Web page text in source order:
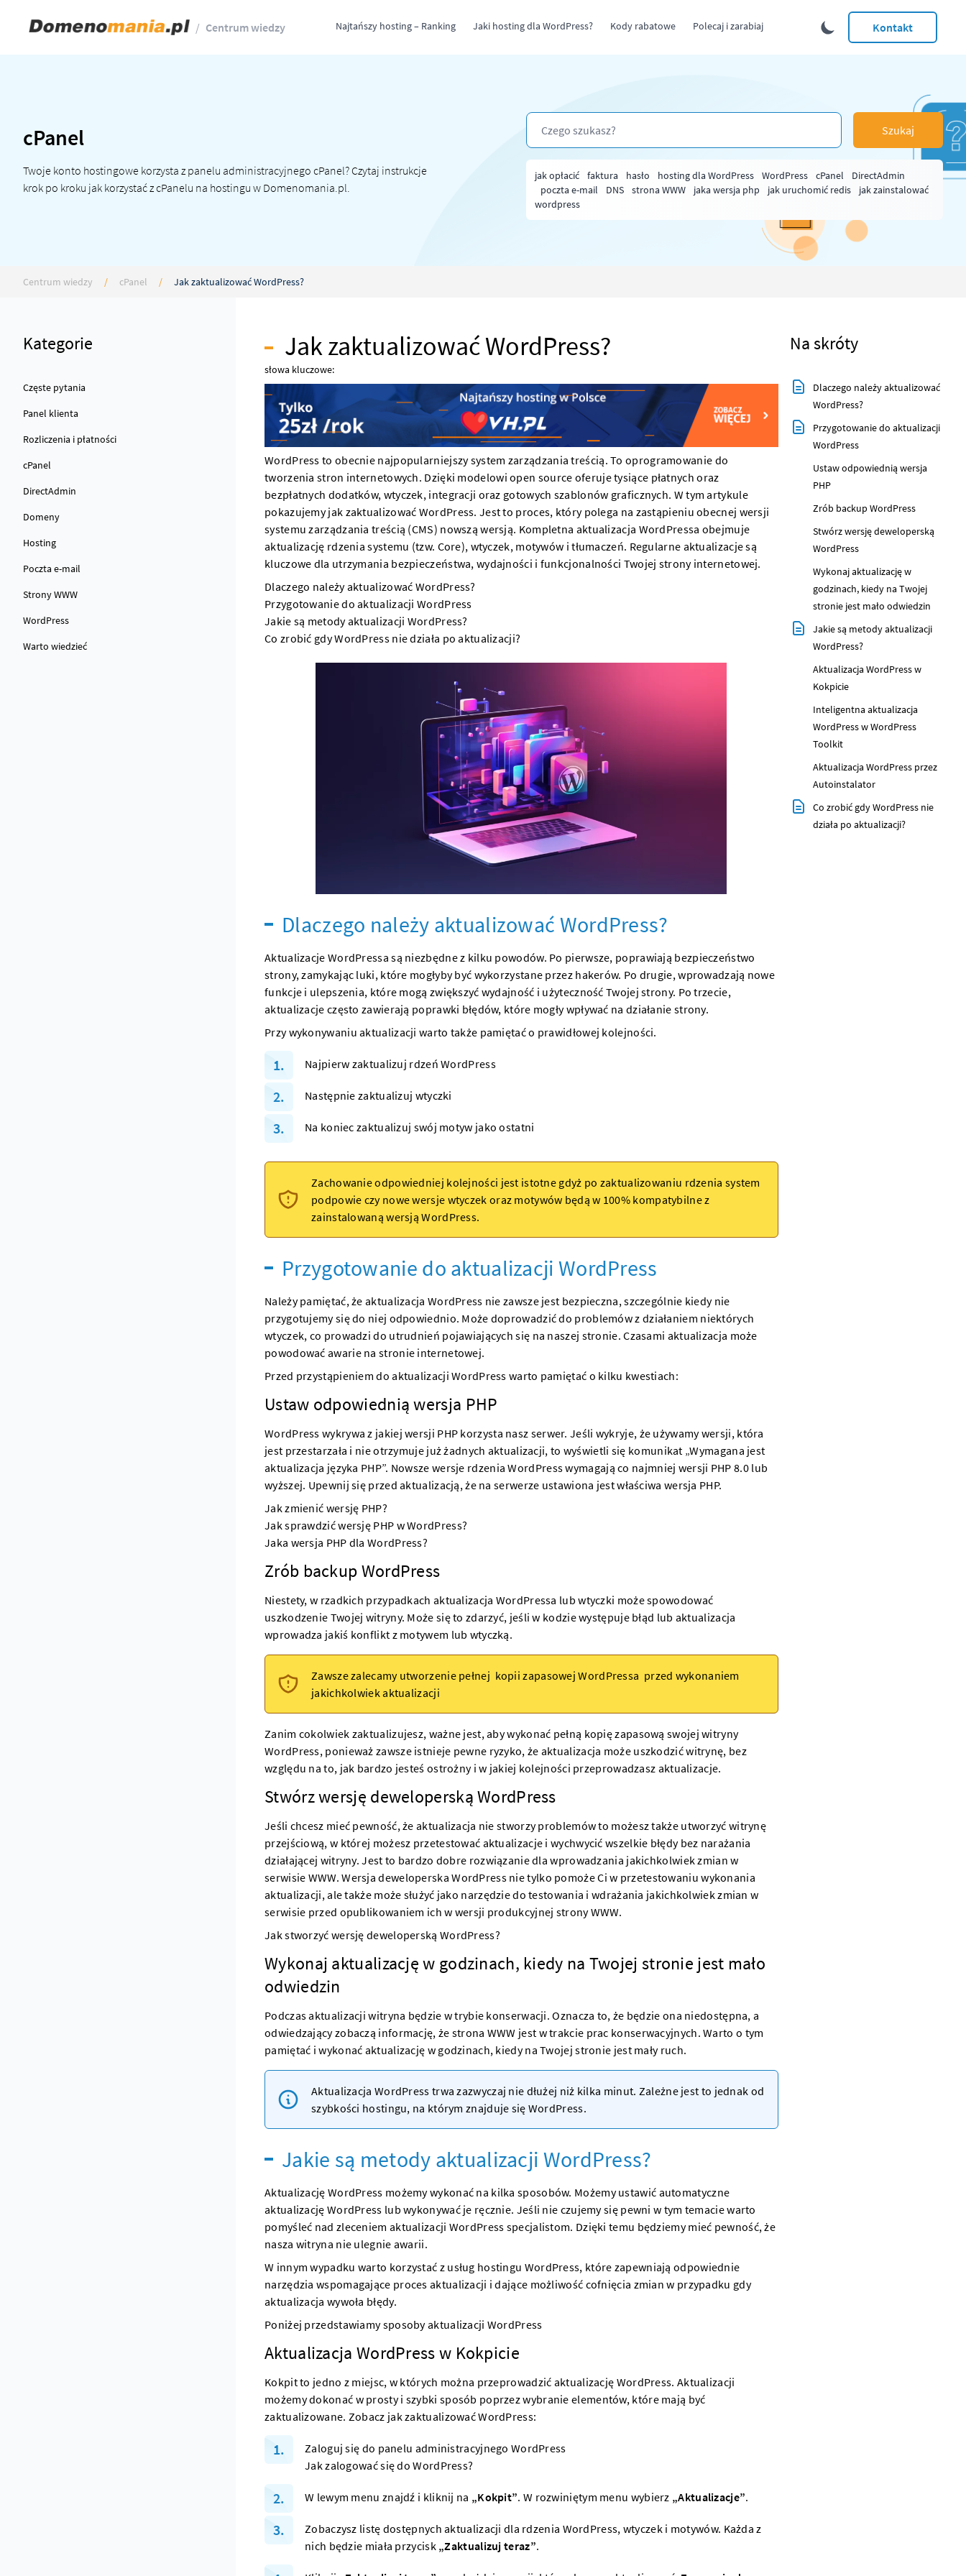
/ Centrum wiedzy Najtańszy hosting – Ranking Jaki hosting dla WordPress? Kody rabatowe Polecaj i zarabiaj Kontakt
cPanel
Twoje konto hostingowe korzysta z panelu administracyjnego cPanel? Czytaj instrukcje
krok po kroku jak korzystać z cPanelu na hostingu w Domenomania.pl.
Szukaj
jak opłacić faktura hasło hosting dla WordPress WordPress cPanel
DirectAdmin
poczta e-mail
DNS strona WWW jaka wersja php jak uruchomić redis
jak zainstalować
wordpress
Centrum wiedzy / cPanel / Jak zaktualizować WordPress?
Kategorie
Częste pytania
Panel klienta
Rozliczenia i płatności
cPanel
DirectAdmin
Domeny
Hosting
Poczta e-mail
Strony WWW
WordPress
Warto wiedzieć
Jak zaktualizować WordPress?
słowa kluczowe:
WordPress to obecnie najpopularniejszy system zarządzania treścią. To oprogramowanie do
tworzenia stron internetowych. Dzięki modelowi open source oferuje tysiące płatnych oraz
bezpłatnych dodatków, wtyczek, integracji oraz gotowych szablonów graficznych. W tym artykule
pokazujemy jak zaktualizować WordPress. Jest to proces, który polega na zastąpieniu obecnej wersji
systemu zarządzania treścią (CMS) nowszą wersją. Kompletna aktualizacja WordPressa obejmuje
aktualizację rdzenia systemu (tzw. Core), wtyczek, motywów i tłumaczeń. Regularne aktualizacje są
kluczowe dla utrzymania bezpieczeństwa, wydajności i funkcjonalności Twojej strony internetowej.
Dlaczego należy aktualizować WordPress?
Przygotowanie do aktualizacji WordPress
Jakie są metody aktualizacji WordPress?
Co zrobić gdy WordPress nie działa po aktualizacji?
Dlaczego należy aktualizować WordPress?
Aktualizacje WordPressa są niezbędne z kilku powodów. Po pierwsze, poprawiają bezpieczeństwo
strony, zamykając luki, które mogłyby być wykorzystane przez hakerów. Po drugie, wprowadzają nowe
funkcje i ulepszenia, które mogą zwiększyć wydajność i użyteczność Twojej strony. Po trzecie,
aktualizacje często zawierają poprawki błędów, które mogły wpływać na działanie strony.
Przy wykonywaniu aktualizacji warto także pamiętać o prawidłowej kolejności.
Najpierw zaktualizuj rdzeń WordPress
Następnie zaktualizuj wtyczki
Na koniec zaktualizuj swój motyw jako ostatni
Zachowanie odpowiedniej kolejności jest istotne gdyż po zaktualizowaniu rdzenia system
podpowie czy nowe wersje wtyczek oraz motywów będą w 100% kompatybilne z
zainstalowaną wersją WordPress.
Przygotowanie do aktualizacji WordPress
Należy pamiętać, że aktualizacja WordPress nie zawsze jest bezpieczna, szczególnie kiedy nie
przygotujemy się do niej odpowiednio. Może doprowadzić do problemów z działaniem niektórych
wtyczek, co prowadzi do utrudnień pojawiających się na naszej stronie. Czasami aktualizacja może
powodować awarie na stronie internetowej.
Przed przystąpieniem do aktualizacji WordPress warto pamiętać o kilku kwestiach:
Ustaw odpowiednią wersja PHP
WordPress wykrywa z jakiej wersji PHP korzysta nasz serwer. Jeśli wykryje, że używamy wersji, która
jest przestarzała i nie otrzymuje już żadnych aktualizacji, to wyświetli się komunikat „Wymagana jest
aktualizacja języka PHP”. Nowsze wersje rdzenia WordPress wymagają co najmniej wersji PHP 8.0 lub
wyższej. Upewnij się przed aktualizacją, że na serwerze ustawiona jest właściwa wersja PHP.
Jak zmienić wersję PHP?
Jak sprawdzić wersję PHP w WordPress?
Jaka wersja PHP dla WordPress?
Zrób backup WordPress
Niestety, w rzadkich przypadkach aktualizacja WordPressa lub wtyczki może spowodować
uszkodzenie Twojej witryny. Może się to zdarzyć, jeśli w kodzie występuje błąd lub aktualizacja
wprowadza jakiś konflikt z motywem lub wtyczką.
Zawsze zalecamy utworzenie pełnej kopii zapasowej WordPressa przed wykonaniem
jakichkolwiek aktualizacji
Zanim cokolwiek zaktualizujesz, ważne jest, aby wykonać pełną kopię zapasową swojej witryny
WordPress, ponieważ zawsze istnieje pewne ryzyko, że aktualizacja może uszkodzić witrynę, bez
względu na to, jak bardzo jesteś ostrożny i w jakiej kolejności przeprowadzasz aktualizacje.
Stwórz wersję deweloperską WordPress
Jeśli chcesz mieć pewność, że aktualizacja nie stworzy problemów to możesz także utworzyć witrynę
przejściową, w której możesz przetestować aktualizacje i wychwycić wszelkie błędy bez narażania
działającej witryny. Jest to bardzo dobre rozwiązanie dla wprowadzania jakichkolwiek zmian w
serwisie WWW. Wersja deweloperska WordPress nie tylko pomoże Ci w przetestowaniu wykonania
aktualizacji, ale także może służyć jako narzędzie do testowania i wdrażania jakichkolwiek zmian w
serwisie przed opublikowaniem ich w wersji produkcyjnej strony WWW.
Jak stworzyć wersję deweloperską WordPress?
Wykonaj aktualizację w godzinach, kiedy na Twojej stronie jest mało
odwiedzin
Podczas aktualizacji witryna będzie w trybie konserwacji. Oznacza to, że będzie ona niedostępna, a
odwiedzający zobaczą informację, że strona WWW jest w trakcie prac konserwacyjnych. Warto o tym
pamiętać i wykonać aktualizację w godzinach, kiedy na Twojej stronie jest mały ruch.
Aktualizacja WordPress trwa zazwyczaj nie dłużej niż kilka minut. Zależne jest to jednak od
szybkości hostingu, na którym znajduje się WordPress.
Jakie są metody aktualizacji WordPress?
Aktualizację WordPress możemy wykonać na kilka sposobów. Możemy ustawić automatyczne
aktualizację WordPress lub wykonywać je ręcznie. Jeśli nie czujemy się pewni w tym temacie warto
pomyśleć nad zleceniem aktualizacji WordPress specjalistom. Dzięki temu będziemy mieć pewność, że
nasza witryna nie ulegnie awarii.
W innym wypadku warto korzystać z usług hostingu WordPress, które zapewniają odpowiednie
narzędzia wspomagające proces aktualizacji i dające możliwość cofnięcia zmian w przypadku gdy
aktualizacja wywoła błędy.
Poniżej przedstawiamy sposoby aktualizacji WordPress
Aktualizacja WordPress w Kokpicie
Kokpit to jedno z miejsc, w których można przeprowadzić aktualizację WordPress. Aktualizacji
możemy dokonać w prosty i szybki sposób poprzez wybranie elementów, które mają być
zaktualizowane. Zobacz jak zaktualizować WordPress:
Zaloguj się do panelu administracyjnego WordPress
Jak zalogować się do WordPress?
W lewym menu znajdź i kliknij na „Kokpit”. W rozwiniętym menu wybierz „Aktualizacje”.
Zobaczysz listę dostępnych aktualizacji dla rdzenia WordPress, wtyczek i motywów. Każda z
nich będzie miała przycisk „Zaktualizuj teraz”.
Na skróty
Dlaczego należy aktualizować
WordPress?
Przygotowanie do aktualizacji
WordPress
Ustaw odpowiednią wersja
PHP
Zrób backup WordPress
Stwórz wersję deweloperską
WordPress
Wykonaj aktualizację w
godzinach, kiedy na Twojej
stronie jest mało odwiedzin
Jakie są metody aktualizacji
WordPress?
Aktualizacja WordPress w
Kokpicie
Inteligentna aktualizacja
WordPress w WordPress
Toolkit
Aktualizacja WordPress przez
Autoinstalator
Co zrobić gdy WordPress nie
działa po aktualizacji?